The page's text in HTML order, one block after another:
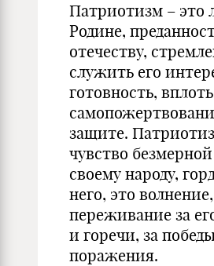
Патриотизм – это
Родине,
отечеству,
служить его
готовность,
защите.
чувство
своему народу,
него, это волнение,
переживание за
и горечи, за
поражения.